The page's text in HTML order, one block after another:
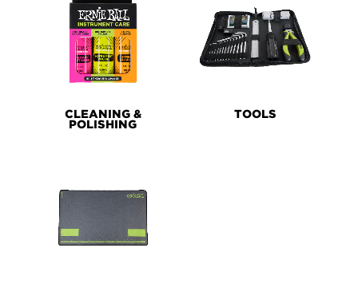
CLEANING &
POLISHING
TOOLS